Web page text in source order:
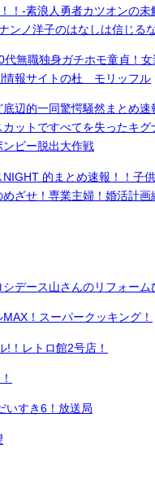
！-素浪人勇者カツオンの未
ンノ洋子のはなしは信じる
職独身ガチホモ童貞！女
情報サイトの杜 モリッフル
辺的一同驚愕騒然まとめ速
ットですべてを失ったキグ
ビー脱出大作戦
NIGHT 的まとめ速報！！子
めざせ！専業主婦！婚活計画
デース山さんのリフォーム
！スーパークッキング！
!！レトロ館2号店！
いすき6！放送局